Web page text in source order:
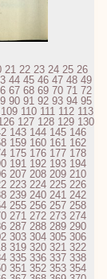
21 22 23 24 25 26
44 45 46 47 48 49
67 68 69 70 71 72
90 91 92 93 94 95
109 110 111 112 113
127 128 129 130
143 144 145 146
159 160 161 162
175 176 177 178
191 192 193 194
207 208 209 210
223 224 225 226
239 240 241 242
255 256 257 258
271 272 273 274
287 288 289 290
303 304 305 306
319 320 321 322
335 336 337 338
351 352 353 354